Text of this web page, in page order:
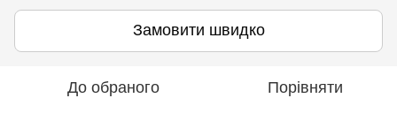
Замовити швидко
До обраного Порівняти